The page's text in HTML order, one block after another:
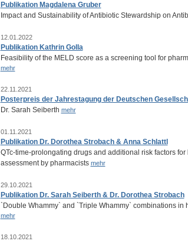
Publikation Magdalena Gruber
Impact and Sustainability of Antibiotic Stewardship on
12.01.2022
Publikation Kathrin Golla
Feasibility of the MELD score as a screening tool for
mehr
22.11.2021
Posterpreis der Jahrestagung der Deutschen
Dr. Sarah Seiberth mehr
01.11.2021
Publikation Dr. Dorothea Strobach & Anna Schlattl
QTc-time-prolongating drugs and additional risk factors
assessment by pharmacists mehr
29.10.2021
Publikation Dr. Sarah Seiberth & Dr. Dorothea Strobach
`Double Whammy` and `Triple Whammy` combinations
mehr
18.10.2021